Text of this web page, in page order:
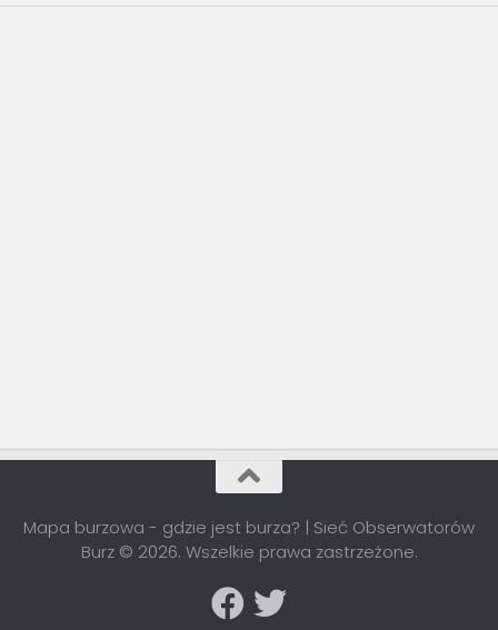
Mapa burzowa - gdzie jest burza? | Sieć Obserwatorów
Burz © 2026. Wszelkie prawa zastrzeżone.